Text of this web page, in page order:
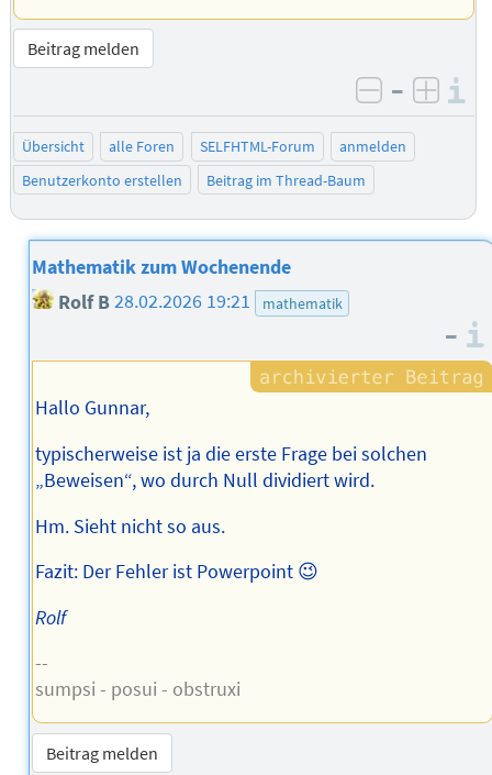
Beitrag melden
negativ
–
Übersicht alle Foren SELFHTML-Forum
anmelden
Benutzerkonto erstellen
Beitrag im Thread-Baum
Mathematik zum Wochenende
Rolf B28.02.2026 19:21 mathematik
–
Hallo Gunnar,
typischerweise ist ja die erste Frage bei solchen
„Beweisen“, wo durch Null dividiert wird.
Hm. Sieht nicht so aus.
Fazit: Der Fehler ist Powerpoint 😉
Rolf
--
sumpsi - posui - obstruxi
Beitrag melden